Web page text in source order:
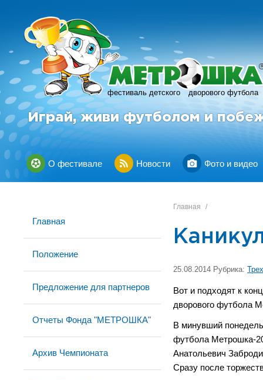
фестиваль детского дворового футбола
R
Играй, живи футболом и
О фестивале Новости Фото и видео
Главная
Положение
Предложение для партнеров
Отчеты Фонда "МЕТРОШКА"
Архив Чемпионата
Главная /
25.08.2014 Рубрика:
Вот и подходят к
дворового футбола
В минувший
футбола Метрошка-
Анатольевич
Сразу после